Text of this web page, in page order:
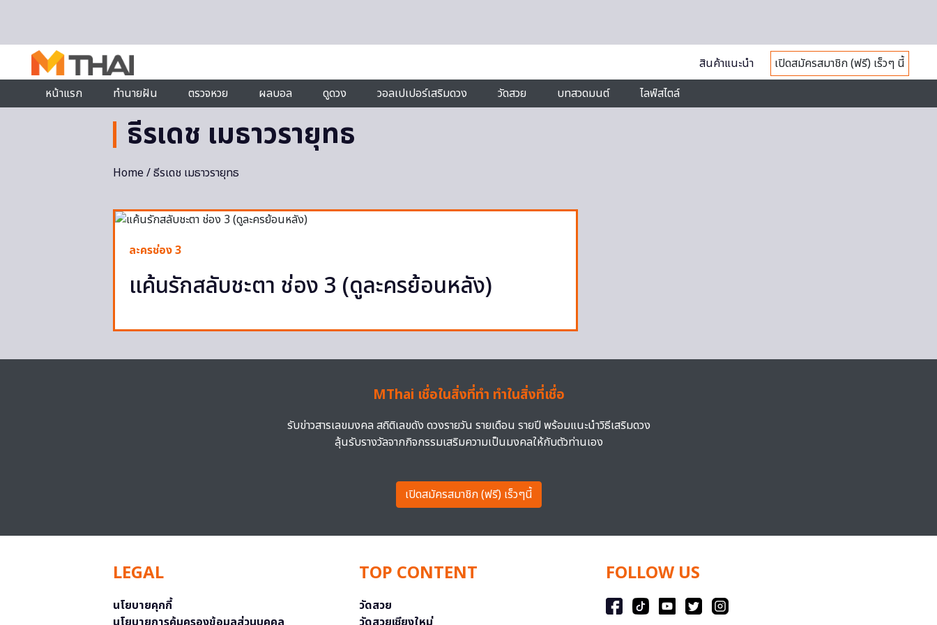
สินค้าแนะนำ
เปิดสมัครสมาชิก (ฟรี) เร็วๆ นี้
หน้าแรก
ทำนายฝัน ตรวจหวย ผลบอล ดูดวง วอลเปเปอร์เสริมดวง วัดสวย บทสวดมนต์ ไลฟ์สไตล์
ธีรเดช เมธาวรายุทธ
Home/ ธีรเดช เมธาวรายุทธ
ละครช่อง 3
แค้นรักสลับชะตา ช่อง 3 (ดูละครย้อนหลัง)
MThai เชื่อในสิ่งที่ทำ ทำในสิ่งที่เชื่อ
รับข่าวสารเลขมงคล สถิติเลขดัง ดวงรายวัน รายเดือน รายปี พร้อมแนะนำวิธีเสริมดวง
ลุ้นรับรางวัลจากกิจกรรมเสริมความเป็นมงคลให้กับตัวท่านเอง
เปิดสมัครสมาชิก (ฟรี) เร็วๆนี้
LEGAL
นโยบายคุกกี้
TOP CONTENT
วัดสวย
FOLLOW US